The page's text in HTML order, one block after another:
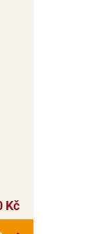
Kč